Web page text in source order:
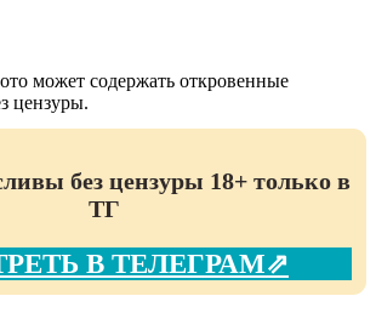
может содержать откровенные
цензуры.
без цензуры 18+ только в
ТГ
В ТЕЛЕГРАМ⇗